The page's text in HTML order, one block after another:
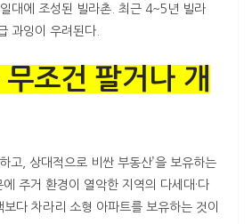
대에 조성된 빌라촌. 최근 4~5년 빌라
과잉이 우려된다.
조건 팔거나 개
고, 상대적으로 비싼 부동산’을 보유하는
주거 환경이 열악한 지역의 다세대·다
다 차라리 소형 아파트를 보유하는 것이